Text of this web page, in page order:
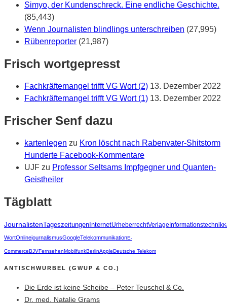
Simyo, der Kundenschreck. Eine endliche Geschichte.
(85,443)
Wenn Journalisten blindlings unterschreiben (27,995)
Rübenreporter (21,987)
Frisch wortgepresst
Fachkräftemangel trifft VG Wort (2) 13. Dezember 2022
Fachkräftemangel trifft VG Wort (1) 13. Dezember 2022
Frischer Senf dazu
kartenlegen zu Kron löscht nach Rabenvater-Shitstorm
Hunderte Facebook-Kommentare
UJF zu Professor Seltsams Impfgegner und Quanten-
Geistheiler
Tägblatt
JournalistenTageszeitungen InternetUrheberrechtVerlageInformationstechnik
WortOnlinejournalismusGoogleTelekommunikationE-
CommerceBJVFernsehenMobilfunkBerlinAppleDeutsche Telekom
ANTISCHWURBEL (GWUP & CO.)
Die Erde ist keine Scheibe – Peter Teuschel & Co.
Dr. med. Natalie Grams